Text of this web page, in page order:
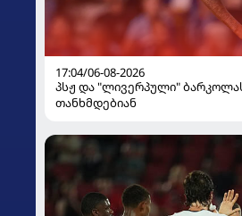
17:04/06-08-2026
პსჟ და "ლივერპული"
თანხმდებიან